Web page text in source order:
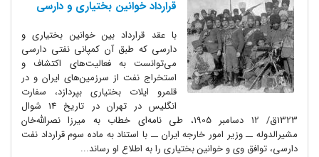
قرارداد خوانین بختیاری و دارسی
با عقد قرارداد بین خوانین بختیاری و
دارسی که طبق آن کمپانی نفتی دارسی
می‌توانست به فعالیت‌های اکتشاف و
استخراج نفت از سرزمین‌های ایران و در
قلمرو ایلات بختیاری بپردازد، سفارت
انگلیس در تهران در تاریخ 14 شوال
1323ق/ 12 دسامبر 1905، طی نامه‌ای خطاب به میرزا نصرالله‌خان
مشیرالدوله ــ وزیر امور خارجه ایران ــ با استناد به ماده سوم قرارداد نفت
دارسی، توافق وی و خوانین بختیاری را به اطلاع او رساند...